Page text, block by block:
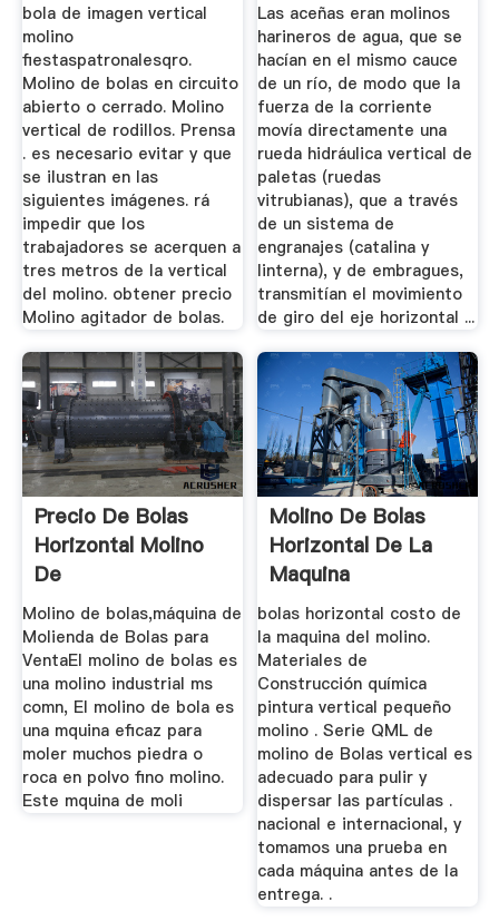
bola de imagen vertical
molino
fiestaspatronalesqro.
Molino de bolas en circuito
abierto o cerrado. Molino
vertical de rodillos. Prensa
. es necesario evitar y que
se ilustran en las
siguientes imágenes. rá
impedir que los
trabajadores se acerquen a
tres metros de la vertical
del molino. obtener precio
Molino agitador de bolas.
Las aceñas eran molinos
harineros de agua, que se
hacían en el mismo cauce
de un río, de modo que la
fuerza de la corriente
movía directamente una
rueda hidráulica vertical de
paletas (ruedas
vitrubianas), que a través
de un sistema de
engranajes (catalina y
linterna), y de embragues,
transmitían el movimiento
de giro del eje horizontal ...
Precio De Bolas
Horizontal Molino
De
Molino de bolas,máquina de
Molienda de Bolas para
VentaEl molino de bolas es
una molino industrial ms
comn, El molino de bola es
una mquina eficaz para
moler muchos piedra o
roca en polvo fino molino.
Este mquina de moli
Molino De Bolas
Horizontal De La
Maquina
bolas horizontal costo de
la maquina del molino.
Materiales de
Construcción química
pintura vertical pequeño
molino . Serie QML de
molino de Bolas vertical es
adecuado para pulir y
dispersar las partículas .
nacional e internacional, y
tomamos una prueba en
cada máquina antes de la
entrega. .